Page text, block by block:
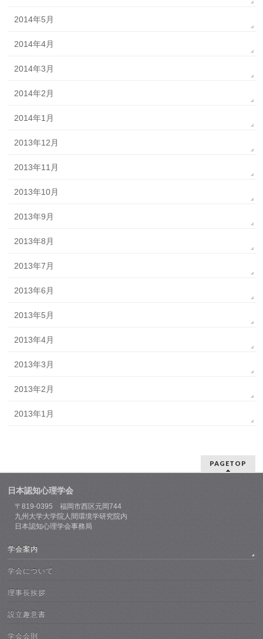
2014年5月
2014年4月
2014年3月
2014年2月
2014年1月
2013年12月
2013年11月
2013年10月
2013年9月
2013年8月
2013年7月
2013年6月
2013年5月
2013年4月
2013年3月
2013年2月
2013年1月
PAGETOP
日本認知心理学会
〒819-0395 福岡市西区元岡744
九州大学大学院人間環境学研究院内
日本認知心理学会事務局
学会案内
学会について
理事長挨拶
設立趣意書
学会会則